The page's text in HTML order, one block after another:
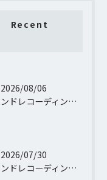
Recent
2026/08/06
バンドレコーディング質問に渋谷サクラステージＳＨＩＢＵＹＡサイドＳＨＩＢＵＹＡタワー地階から徹底回答
2026/07/30
バンドレコーディング設計で失敗しない予算管理と進行のポイント